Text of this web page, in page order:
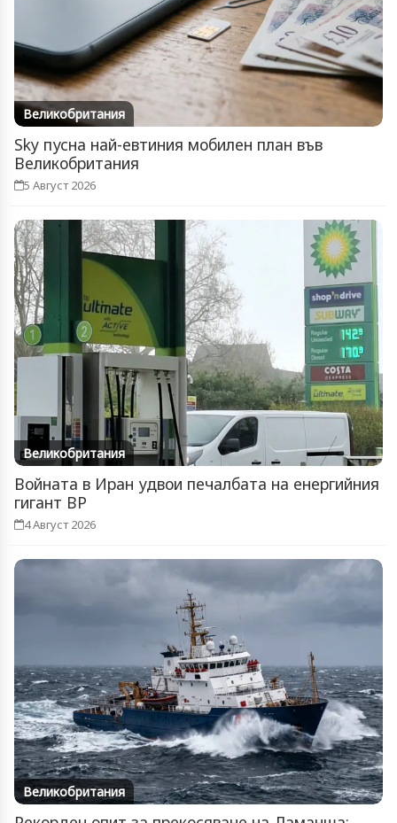
Великобритания
Sky пусна най-евтиния мобилен план във
Великобритания
5 Август 2026
Великобритания
Войната в Иран удвои печалбата на енергийния
гигант BP
4 Август 2026
Великобритания